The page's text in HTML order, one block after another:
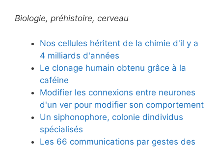
Biologie, préhistoire, cerveau
Nos cellules héritent de la chimie d'il y a
4 milliards d'années
Le clonage humain obtenu grâce à la
caféine
Modifier les connexions entre neurones
d'un ver pour modifier son comportement
Un siphonophore, colonie dindividus
spécialisés
Les 66 communications par gestes des